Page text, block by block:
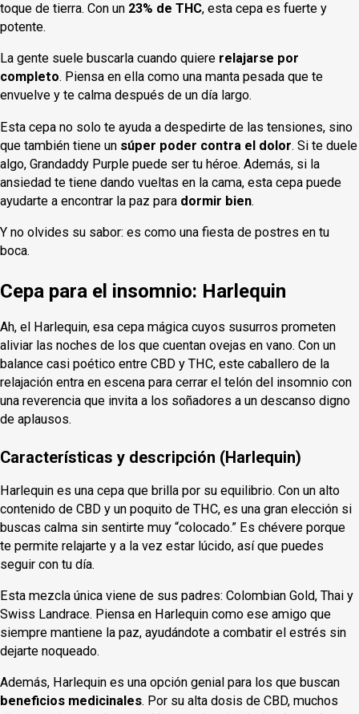
toque de tierra. Con un 23% de THC, esta cepa es fuerte y
potente.
La gente suele buscarla cuando quiere relajarse por
completo. Piensa en ella como una manta pesada que te
envuelve y te calma después de un día largo.
Esta cepa no solo te ayuda a despedirte de las tensiones, sino
que también tiene un súper poder contra el dolor. Si te duele
algo, Grandaddy Purple puede ser tu héroe. Además, si la
ansiedad te tiene dando vueltas en la cama, esta cepa puede
ayudarte a encontrar la paz para dormir bien.
Y no olvides su sabor: es como una fiesta de postres en tu
boca.
Cepa para el insomnio: Harlequin
Ah, el Harlequin, esa cepa mágica cuyos susurros prometen
aliviar las noches de los que cuentan ovejas en vano. Con un
balance casi poético entre CBD y THC, este caballero de la
relajación entra en escena para cerrar el telón del insomnio con
una reverencia que invita a los soñadores a un descanso digno
de aplausos.
Características y descripción (Harlequin)
Harlequin es una cepa que brilla por su equilibrio. Con un alto
contenido de CBD y un poquito de THC, es una gran elección si
buscas calma sin sentirte muy “colocado.” Es chévere porque
te permite relajarte y a la vez estar lúcido, así que puedes
seguir con tu día.
Esta mezcla única viene de sus padres: Colombian Gold, Thai y
Swiss Landrace. Piensa en Harlequin como ese amigo que
siempre mantiene la paz, ayudándote a combatir el estrés sin
dejarte noqueado.
Además, Harlequin es una opción genial para los que buscan
beneficios medicinales. Por su alta dosis de CBD, muchos